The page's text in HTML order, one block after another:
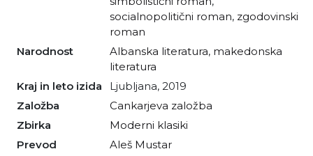
socialnopolitični roman, zgodovinski
roman
Narodnost
albanska literatura, makedonska
literatura
Kraj in leto izida
Ljubljana, 2019
Založba
Cankarjeva založba
Zbirka
Moderni klasiki
Prevod
Aleš Mustar